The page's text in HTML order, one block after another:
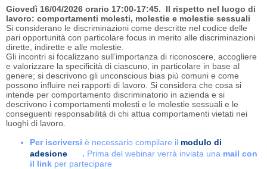
Giovedì 16/04/2026 orario 17:00-17:45. Il rispetto nel luogo di
lavoro: comportamenti molesti, molestie e molestie sessuali
Si considerano le discriminazioni come descritte nel codice delle
pari opportunità con particolare focus in merito alle discriminazioni
dirette, indirette e alle molestie.
Gli incontri si focalizzano sull’importanza di riconoscere, accogliere
e valorizzare la specificità di ciascuno, in particolare in base al
genere; si descrivono gli unconscious bias più comuni e come
possono influire nei rapporti di lavoro. Si considera che cosa si
intende per comportamento discriminatorio in azienda e si
descrivono i comportamenti molesti e le molestie sessuali e le
conseguenti responsabilità di chi attua comportamenti vietati nei
luoghi di lavoro.
Per iscriversi è necessario compilare il modulo di
adesione
. Prima del webinar verrà inviata una mail con
il link per partecipare